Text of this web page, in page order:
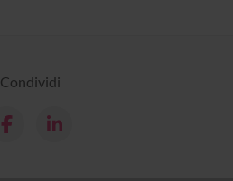
Condividi